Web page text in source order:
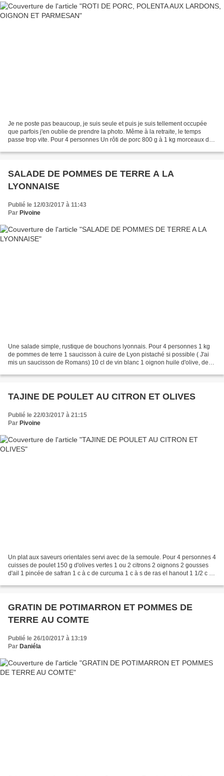
Je ne poste pas beaucoup, je suis seule et puis je suis tellement occupée
que parfois j'en oublie de prendre la photo. Même à la retraite, le temps
passe trop vite. Pour 4 personnes Un rôti de porc 800 g à 1 kg morceaux des
SALADE DE POMMES DE TERRE A LA
LYONNAISE
Publié le 12/03/2017 à 11:43
Par Pivoine
Une salade simple, rustique de bouchons lyonnais. Pour 4 personnes 1 kg
de pommes de terre 1 saucisson à cuire de Lyon pistaché si possible ( J'ai
mis un saucisson de Romans) 10 cl de vin blanc 1 oignon huile d'olive, de
TAJINE DE POULET AU CITRON ET OLIVES
Publié le 22/03/2017 à 21:15
Par Pivoine
Un plat aux saveurs orientales servi avec de la semoule. Pour 4 personnes 4
cuisses de poulet 150 g d'olives vertes 1 ou 2 citrons 2 oignons 2 gousses
d'ail 1 pincée de safran 1 c à c de curcuma 1 c à s de ras el hanout 1 1/2 c à
GRATIN DE POTIMARRON ET POMMES DE
TERRE AU COMTE
Publié le 26/10/2017 à 13:19
Par Daniéla